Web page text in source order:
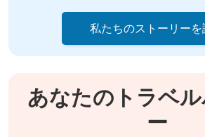
私たちのストーリーを
あなたのトラベ
ー